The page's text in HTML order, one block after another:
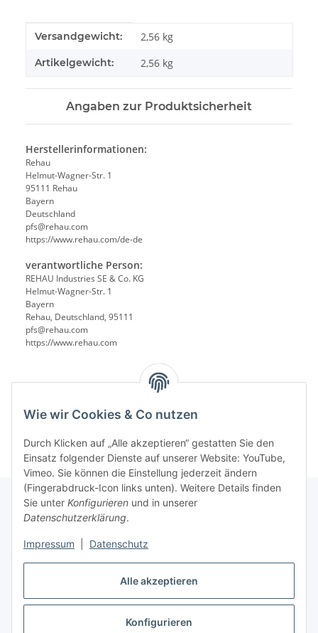
Alle akzeptieren
Konfigurieren
Wie wir Cookies & Co nutzen
Durch Klicken auf „Alle akzeptieren“ gestatten Sie den
Einsatz folgender Dienste auf unserer Website: YouTube,
Vimeo. Sie können die Einstellung jederzeit ändern
(Fingerabdruck-Icon links unten). Weitere Details finden
Sie unter Konfigurieren und in unserer
Datenschutzerklärung.
Impressum Datenschutz
Produkteigenschaft
Wert
Versandgewicht: 2,56 kg
Artikelgewicht: 2,56 kg
Angaben zur Produktsicherheit
Herstellerinformationen:
Rehau
Helmut-Wagner-Str. 1
95111 Rehau
Bayern
Deutschland
pfs@rehau.com
https://www.rehau.com/de-de
verantwortliche Person:
REHAU Industries SE & Co. KG
Helmut-Wagner-Str. 1
Bayern
Rehau, Deutschland, 95111
pfs@rehau.com
https://www.rehau.com
Gesetzliche Informationen
Vertrag widerrufen